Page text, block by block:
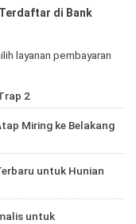
Terdaftar di Bank
layanan pembayaran
2
Miring ke Belakang
untuk Hunian
untuk